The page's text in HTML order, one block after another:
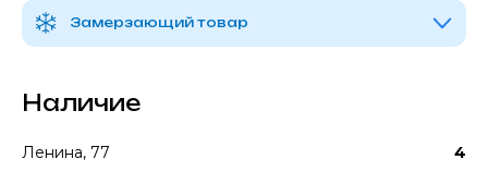
Замерзающий товар
Наличие
Ленина, 77 4